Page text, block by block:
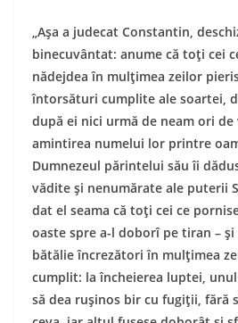
„Aşa a judecat Constantin,
binecuvântat: anume că toţi cei
nădejdea în mulţimea zeilor
întorsături cumplite ale soartei,
după ei nici urmă de neam ori de
amintirea numelui lor printre
Dumnezeul părintelui său îi
vădite şi nenumărate ale puterii
dat el seama că toţi cei ce
oaste spre a-l doborî pe tiran – şi
bătălie încrezători în mulţimea
cumplit: la încheierea luptei,
să dea ruşinos bir cu fugiţii, fără